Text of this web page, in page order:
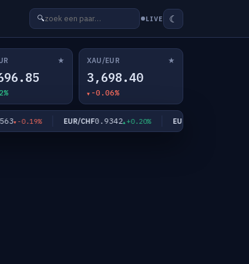
🔍 LIVE ☾
★ XAU/EUR ★
3,698.40
-0.06%
-0.19% EUR/CHF0.9342 +0.20% EUR/JPY